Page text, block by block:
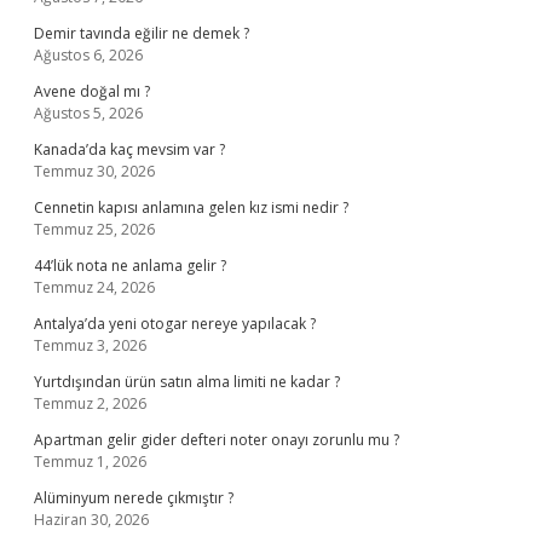
Demir tavında eğilir ne demek ?
Ağustos 6, 2026
Avene doğal mı ?
Ağustos 5, 2026
Kanada’da kaç mevsim var ?
Temmuz 30, 2026
Cennetin kapısı anlamına gelen kız ismi nedir ?
Temmuz 25, 2026
44’lük nota ne anlama gelir ?
Temmuz 24, 2026
Antalya’da yeni otogar nereye yapılacak ?
Temmuz 3, 2026
Yurtdışından ürün satın alma limiti ne kadar ?
Temmuz 2, 2026
Apartman gelir gider defteri noter onayı zorunlu mu ?
Temmuz 1, 2026
Alüminyum nerede çıkmıştır ?
Haziran 30, 2026